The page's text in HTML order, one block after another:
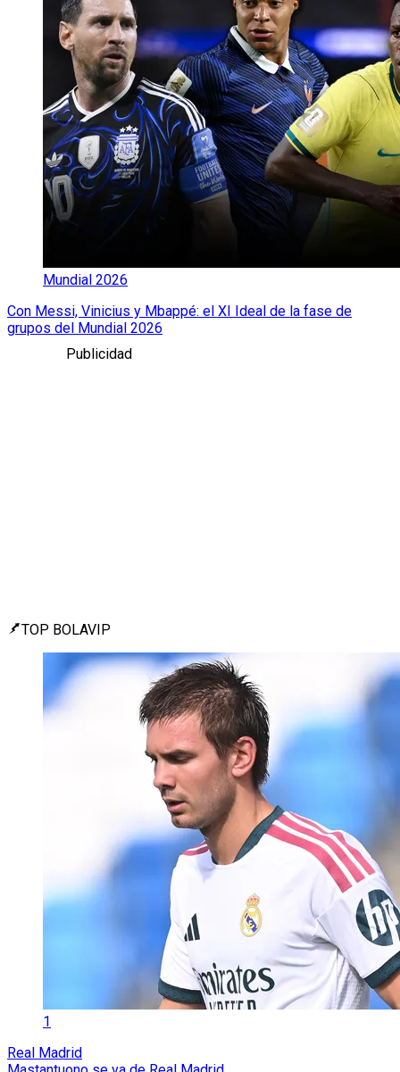
Mundial 2026
Con Messi, Vinicius y Mbappé: el XI Ideal de la fase de
grupos del Mundial 2026
Publicidad
TOP BOLAVIP
1
Real Madrid